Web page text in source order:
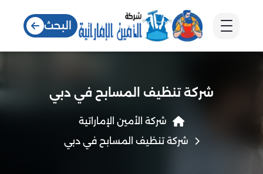
البحث
شركة تنظيف المسابح في دبي
شركة الأمين الإماراتية
شركة تنظيف المسابح في دبي